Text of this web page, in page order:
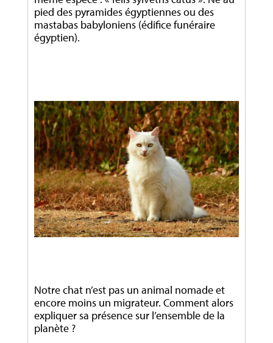
pied des pyramides égyptiennes ou des
mastabas babyloniens (édifice funéraire
égyptien).
Notre chat n’est pas un animal nomade et
encore moins un migrateur. Comment alors
expliquer sa présence sur l’ensemble de la
planète ?